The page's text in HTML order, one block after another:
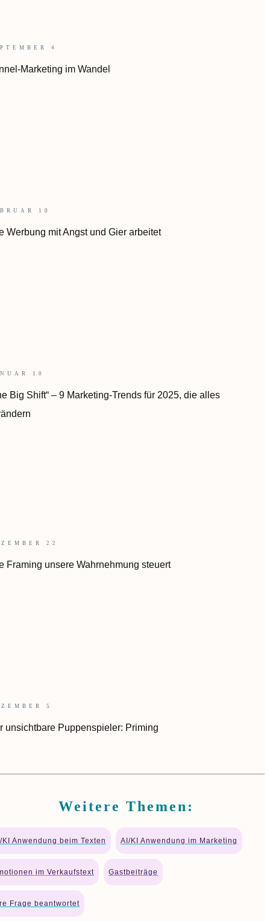
4
Marketing im Wandel
10
Werbung mit Angst und Gier arbeitet
10
Big Shift“ – 9 Marketing-Trends für 2025, die alles
22
Framing unsere Wahrnehmung steuert
5
unsichtbare Puppenspieler: Priming
Weitere Themen:
KI Anwendung beim Texten AI/KI Anwendung im Marketing
im Verkaufstext Gastbeiträge
Frage beantwortet